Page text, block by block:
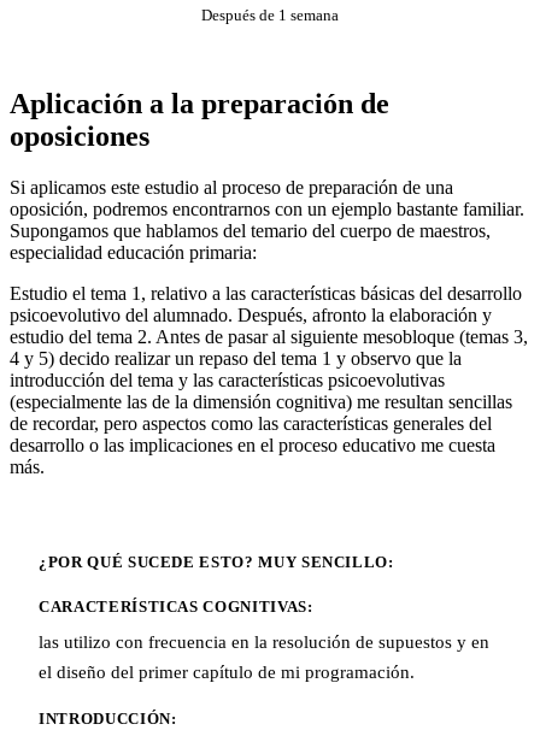
Después de 1 semana
Aplicación a la preparación de
oposiciones
Si aplicamos este estudio al proceso de preparación de una
oposición, podremos encontrarnos con un ejemplo bastante familiar.
Supongamos que hablamos del temario del cuerpo de maestros,
especialidad educación primaria:
Estudio el tema 1, relativo a las características básicas del desarrollo
psicoevolutivo del alumnado. Después, afronto la elaboración y
estudio del tema 2. Antes de pasar al siguiente mesobloque (temas 3,
4 y 5) decido realizar un repaso del tema 1 y observo que la
introducción del tema y las características psicoevolutivas
(especialmente las de la dimensión cognitiva) me resultan sencillas
de recordar, pero aspectos como las características generales del
desarrollo o las implicaciones en el proceso educativo me cuesta
más.
¿POR QUÉ SUCEDE ESTO? MUY SENCILLO:
CARACTERÍSTICAS COGNITIVAS:
las utilizo con frecuencia en la resolución de supuestos y en
el diseño del primer capítulo de mi programación.
INTRODUCCIÓN: